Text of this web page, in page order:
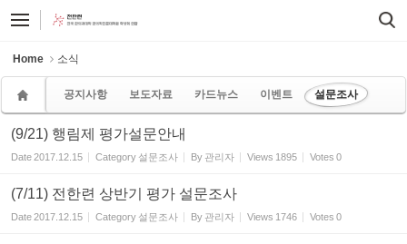
Home 소식
공지사항 보도자료 카드뉴스 이벤트 설문조사
(9/21) 행림제 평가설문안내
Date2017.12.15 Category 설문조사 By 관리자 Views 1895 Votes 0
(7/11) 전한련 상반기 평가 설문조사
Date2017.12.15 Category 설문조사 By 관리자 Views 1746 Votes 0